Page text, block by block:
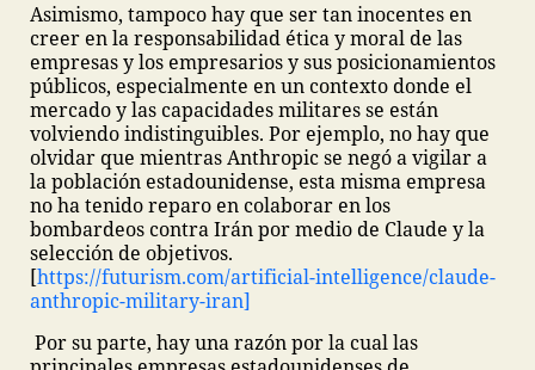
Asimismo, tampoco hay que ser tan inocentes en
creer en la responsabilidad ética y moral de las
empresas y los empresarios y sus posicionamientos
públicos, especialmente en un contexto donde el
mercado y las capacidades militares se están
volviendo indistinguibles. Por ejemplo, no hay que
olvidar que mientras Anthropic se negó a vigilar a
la población estadounidense, esta misma empresa
no ha tenido reparo en colaborar en los
bombardeos contra Irán por medio de Claude y la
selección de objetivos.
[https://futurism.com/artificial-intelligence/claude-
anthropic-military-iran]
Por su parte, hay una razón por la cual las